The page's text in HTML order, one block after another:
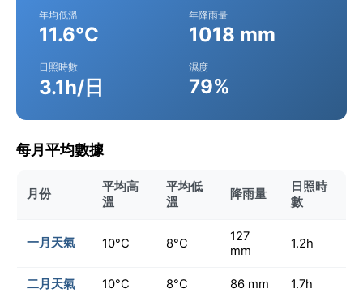
年均低溫
11.6°C
年降雨量
1018 mm
日照時數
3.1h/日
濕度
79%
每月平均數據
月份
平均高
溫
平均低
溫
降雨量
日照時
數
一月天氣 10°C 8°C
127
mm
1.2h
二月天氣 10°C 8°C 86 mm 1.7h